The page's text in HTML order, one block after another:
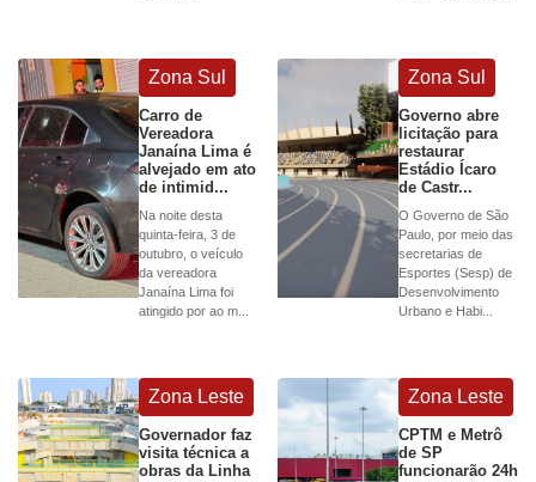
Zona Sul
Carro de
Vereadora
Janaína Lima é
alvejado em ato
de intimid...
Na noite desta
quinta-feira, 3 de
outubro, o veículo
da vereadora
Janaína Lima foi
atingido por ao m...
Zona Sul
Governo abre
licitação para
restaurar
Estádio Ícaro
de Castr...
O Governo de São
Paulo, por meio das
secretarias de
Esportes (Sesp) de
Desenvolvimento
Urbano e Habi...
Zona Leste
Governador faz
visita técnica a
obras da Linha
Zona Leste
CPTM e Metrô
de SP
funcionarão 24h